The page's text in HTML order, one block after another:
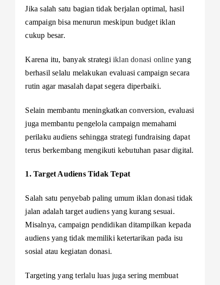
Jika salah satu bagian tidak berjalan optimal, hasil
campaign bisa menurun meskipun budget iklan
cukup besar.
Karena itu, banyak strategi iklan donasi onlineyang
berhasil selalu melakukan evaluasi campaign secara
rutin agar masalah dapat segera diperbaiki.
Selain membantu meningkatkan conversion, evaluasi
juga membantu pengelola campaign memahami
perilaku audiens sehingga strategi fundraising dapat
terus berkembang mengikuti kebutuhan pasar digital.
1. Target Audiens Tidak Tepat
Salah satu penyebab paling umum iklan donasi tidak
jalan adalah target audiens yang kurang sesuai.
Misalnya, campaign pendidikan ditampilkan kepada
audiens yang tidak memiliki ketertarikan pada isu
sosial atau kegiatan donasi.
Targeting yang terlalu luas juga sering membuat